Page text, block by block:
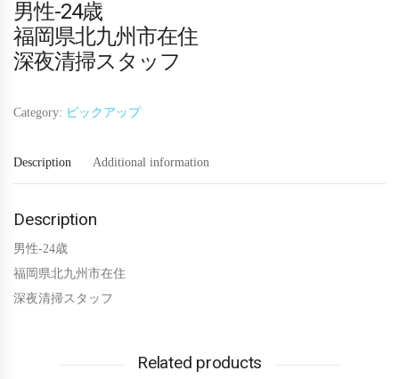
男性-24歳
福岡県北九州市在住
深夜清掃スタッフ
Category: ピックアップ
Description Additional information
Description
男性-24歳
福岡県北九州市在住
深夜清掃スタッフ
Related products